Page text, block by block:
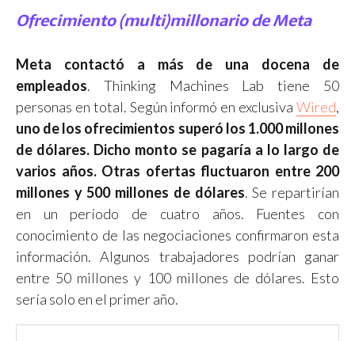
Ofrecimiento (multi)millonario de Meta
Meta contactó a más de una docena de
empleados. Thinking Machines Lab tiene 50
personas en total. Según informó en exclusiva Wired,
uno de los ofrecimientos superó los 1.000 millones
de dólares. Dicho monto se pagaría a lo largo de
varios años. Otras ofertas fluctuaron entre 200
millones y 500 millones de dólares. Se repartirían
en un período de cuatro años. Fuentes con
conocimiento de las negociaciones confirmaron esta
información. Algunos trabajadores podrían ganar
entre 50 millones y 100 millones de dólares. Esto
sería solo en el primer año.